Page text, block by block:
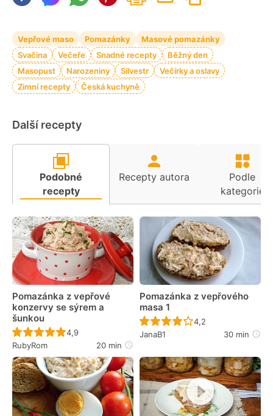
Vepřové maso Pomazánky
Masové pomazánky
Svačina
Večeře Snadné recepty
Běžný den
Masopust
Narozeniny Silvestr
Večírky a oslavy
Zimní recepty
Česká kuchyně
Další recepty
Podobné
recepty
Recepty autora
Podle
kategorie
Pomazánka z vepřové
konzervy se sýrem a
šunkou
Recept ještě nebyl hodnocen
4,9
RubyRom
20 min
Pomazánka z vepřového
masa 1
Recept ještě nebyl
4,2
JanaB1
30 min